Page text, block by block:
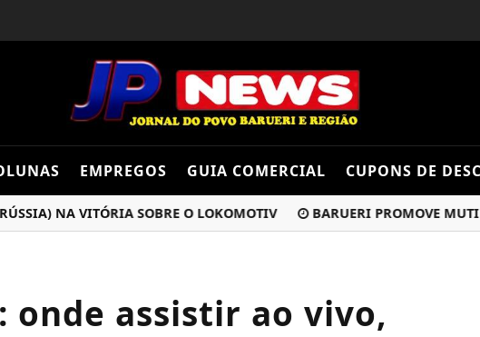
EMPREGOS GUIA COMERCIAL CUPONS DE
NA VITÓRIA SOBRE O LOKOMOTIV BARUERI PROMOVE MUTIRÃO
onde assistir ao vivo,